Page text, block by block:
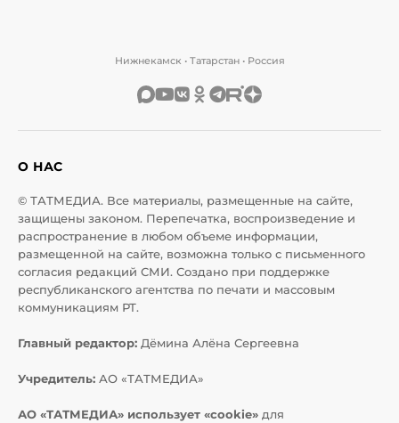
Нижнекамск • Татарстан • Россия
О НАС
© ТАТМЕДИА. Все материалы, размещенные на сайте,
защищены законом. Перепечатка, воспроизведение и
распространение в любом объеме информации,
размещенной на сайте, возможна только с письменного
согласия редакций СМИ. Создано при поддержке
республиканского агентства по печати и массовым
коммуникациям РТ.
Главный редактор: Дёмина Алёна Сергеевна
Учредитель: АО «ТАТМЕДИА»
АО «ТАТМЕДИА» использует «cookie» для